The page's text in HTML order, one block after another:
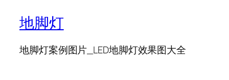
地脚灯
地脚灯案例图片_LED地脚灯效果图大全